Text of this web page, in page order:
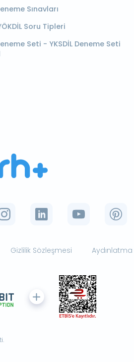
Sınavları
Soru Tipleri
Seti - YKSDİL Deneme Seti
Gizlilik Sözleşmesi